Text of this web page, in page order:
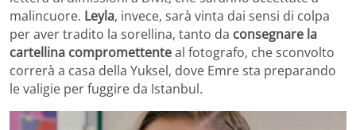
malincuore. Leyla, invece, sarà vinta dai sensi di colpa
per aver tradito la sorellina, tanto da consegnare la
cartellina compromettenteal fotografo, che sconvolto
correrà a casa della Yuksel, dove Emre sta preparando
le valigie per fuggire da Istanbul.